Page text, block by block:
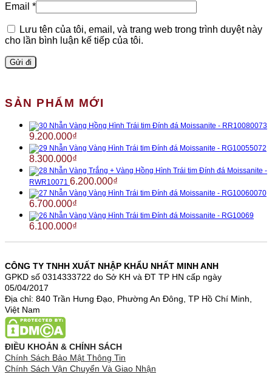
Email *
Lưu tên của tôi, email, và trang web trong trình duyệt này
cho lần bình luận kế tiếp của tôi.
SẢN PHẨM MỚI
Nhẫn Vàng Hồng Hình Trái tim Đính đá Moissanite - RR10080073
9.200.000₫
Nhẫn Vàng Vàng Hình Trái tim Đính đá Moissanite - RG10055072
8.300.000₫
Nhẫn Vàng Trắng + Vàng Hồng Hình Trái tim Đính đá Moissanite -
RWR10071 6.200.000₫
Nhẫn Vàng Vàng Hình Trái tim Đính đá Moissanite - RG10060070
6.700.000₫
Nhẫn Vàng Vàng Hình Trái tim Đính đá Moissanite - RG10069
6.100.000₫
CÔNG TY TNHH XUẤT NHẬP KHẨU NHẤT MINH ANH
GPKD số 0314333722 do Sở KH và ĐT TP HN cấp ngày
05/04/2017
Địa chỉ: 840 Trần Hưng Đạo, Phường An Đông, TP Hồ Chí Minh,
Việt Nam
ĐIỀU KHOẢN & CHÍNH SÁCH
Chính Sách Bảo Mật Thông Tin
Chính Sách Vận Chuyển Và Giao Nhận